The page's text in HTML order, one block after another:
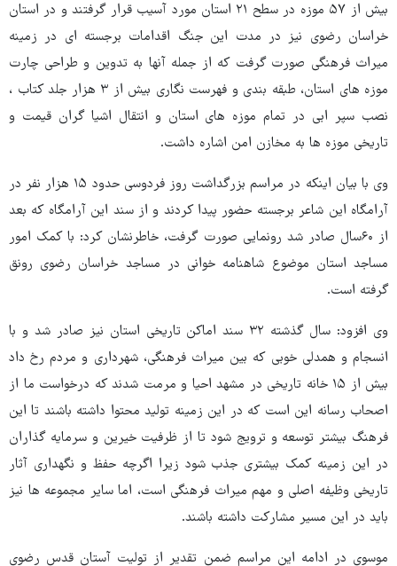
بیش از ۵۷ موزه در سطح ۲۱ استان مورد آسیب قرار گرفتند و در استان
خراسان رضوی نیز در مدت این جنگ اقدامات برجسته ای در زمینه
میراث فرهنگی صورت گرفت که از جمله آنها به تدوین و طراحی چارت
موزه های استان، طبقه بندی و فهرست نگاری بیش از ۳ هزار جلد کتاب ،
نصب سپر ابی در تمام موزه های استان و انتقال اشیا گران قیمت و
تاریخی موزه ها به مخازن امن اشاره داشت.
وی با بیان اینکه در مراسم بزرگداشت روز فردوسی حدود ۱۵ هزار نفر در
آرامگاه این شاعر برجسته حضور پیدا کردند و از سند این آرامگاه که بعد
از ۶۰سال صادر شد رونمایی صورت گرفت، خاطرنشان کرد: با کمک امور
مساجد استان موضوع شاهنامه خوانی در مساجد خراسان رضوی رونق
گرفته است.
وی افزود: سال گذشته ۳۲ سند اماکن تاریخی استان نیز صادر شد و با
انسجام و همدلی خوبی که بین میراث فرهنگی، شهرداری و مردم رخ داد
بیش از ۱۵ خانه تاریخی در مشهد احیا و مرمت شدند که درخواست ما از
اصحاب رسانه این است که در این زمینه تولید محتوا داشته باشند تا این
فرهنگ بیشتر توسعه و ترویج شود تا از ظرفیت خیرین و سرمایه گذاران
در این زمینه کمک بیشتری جذب شود زیرا اگرچه حفظ و نگهداری آثار
تاریخی وظیفه اصلی و مهم میراث فرهنگی است، اما سایر مجموعه ها نیز
باید در این مسیر مشارکت داشته باشند.
موسوی در ادامه این مراسم ضمن تقدیر از تولیت آستان قدس رضوی